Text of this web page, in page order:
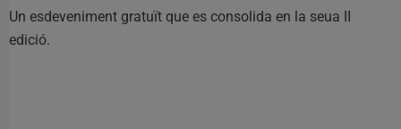
Un esdeveniment gratuït que es consolida en la seua II
edició.